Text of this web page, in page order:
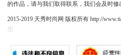
的作品，请与我们取得联系，我们会及时修
2015-2019 天秀时尚网 版权所有 http://
图